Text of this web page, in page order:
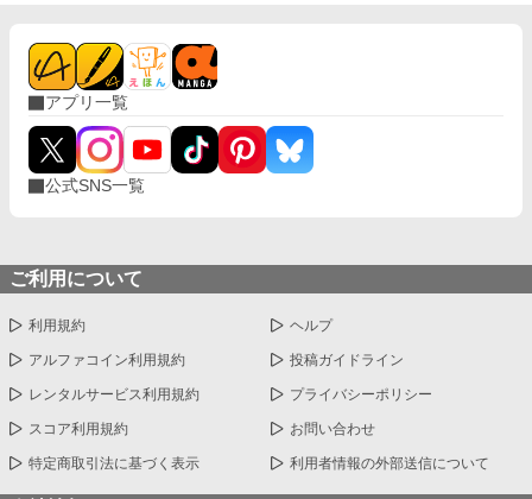
アプリ一覧
公式SNS一覧
ご利用について
利用規約 ヘルプ
アルファコイン利用規約 投稿ガイドライン
レンタルサービス利用規約 プライバシーポリシー
スコア利用規約 お問い合わせ
特定商取引法に基づく表示 利用者情報の外部送信について